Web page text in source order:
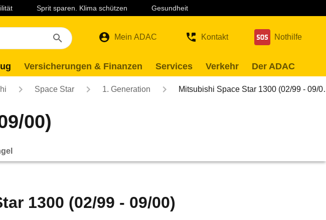
Sprit sparen. Klima schützen Gesundheit
Mein ADAC Kontakt Nothilfe
Versicherungen & Finanzen Services Verkehr Der ADAC
Space Star 1. Generation Mitsubishi Space Star 1300 (02/99 - 09/
00)
1300 (02/99 - 09/00)